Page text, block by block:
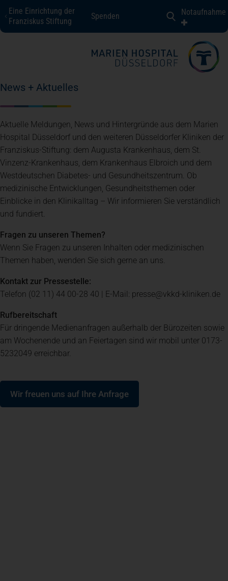
Eine Einrichtung der
Franziskus Stiftung
Spenden Notaufnahme
Marien Hospital Düsseldorf
Über uns
Karriere
Kontakt
Spenden+ Helfen
News
Spenden + Helfen
Spenden+ Helfen
News + Aktuelles
Aktuelle Meldungen, News und Hintergründe aus dem Marien
Hospital Düsseldorf und den weiteren Düsseldorfer Kliniken der
Franziskus-Stiftung: dem Augusta Krankenhaus, dem St.
Vinzenz-Krankenhaus, dem Krankenhaus Elbroich und dem
Westdeutschen Diabetes- und Gesundheitszentrum. Ob
medizinische Entwicklungen, Gesundheitsthemen oder
Einblicke in den Klinikalltag – Wir informieren Sie verständlich
und fundiert.
Fragen zu unseren Themen?
Wenn Sie Fragen zu unseren Inhalten oder medizinischen
Themen haben, wenden Sie sich gerne an uns.
Kontakt zur Pressestelle:
Telefon (02 11) 44 00-28 40 | E-Mail: presse@vkkd-kliniken.de
Rufbereitschaft
Für dringende Medienanfragen außerhalb der Bürozeiten sowie
am Wochenende und an Feiertagen sind wir mobil unter 0173-
5232049 erreichbar.
Wir freuen uns auf Ihre Anfrage
(öffnet in einem neuen Tab)